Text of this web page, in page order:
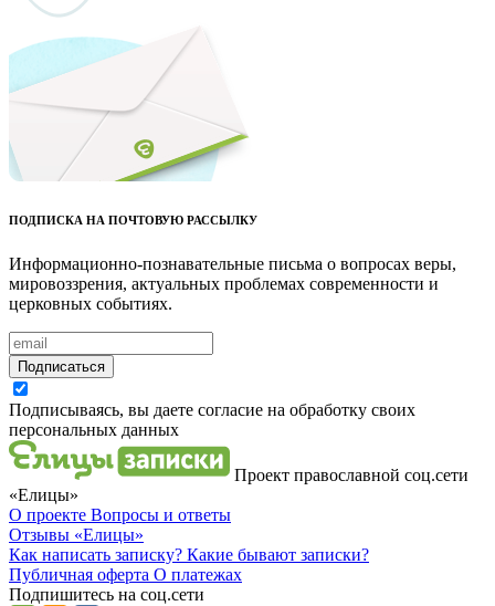
ПОДПИСКА НА ПОЧТОВУЮ РАССЫЛКУ
Информационно-познавательные письма о вопросах веры,
мировоззрения, актуальных проблемах современности и
церковных событиях.
Подписаться
Подписываясь, вы даете согласие на обработку своих
персональных данных
Проект православной соц.сети
«Елицы»
О проекте Вопросы и ответы
Отзывы «Елицы»
Как написать записку? Какие бывают записки?
Публичная оферта О платежах
Подпишитесь на соц.сети